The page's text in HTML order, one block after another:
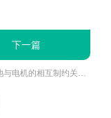
下一篇
无人机电池与电机的相互制约关系解析